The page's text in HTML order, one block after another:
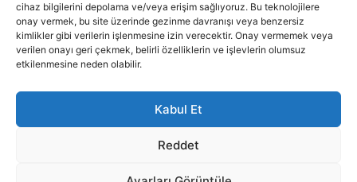
cihaz bilgilerini depolama ve/veya erişim sağlıyoruz. Bu teknolojilere
onay vermek, bu site üzerinde gezinme davranışı veya benzersiz
kimlikler gibi verilerin işlenmesine izin verecektir. Onay vermemek veya
verilen onayı geri çekmek, belirli özelliklerin ve işlevlerin olumsuz
etkilenmesine neden olabilir.
Kabul Et
Reddet
İnternet portalımızda yer alan tüm haber metini, resim ve benzeri
içeriğin hakları Sigortamedya Yayıncılık A.Ş.'ye aittir. Hiçbir şekilde
basılı ya da elektronik bir ortamda, kaynak gösterilse bile izin
e-Mail Adresimiz: info@sigortamedia.com